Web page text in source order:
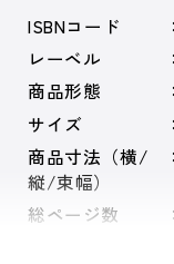
ISBNコード
レーベル
商品形態
サイズ
商品寸法（横/
縦/束幅）
総ページ数